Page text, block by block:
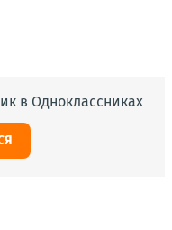
в Одноклассниках